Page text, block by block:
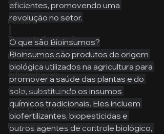
Vendas
Pecuária
Turma de Graduação
Pós-Graduação
Administração
Segurança Publica
Gestão Comercial
Banking e Mercado de Capitais
eficientes, promovendo uma
revolução no setor.
O que são Bioinsumos?
Bioinsumos são produtos de origem
biológica utilizados na agricultura para
promover a saúde das plantas e do
solo, substituindo os insumos
químicos tradicionais. Eles incluem
biofertilizantes, biopesticidas e
outros agentes de controle biológico,